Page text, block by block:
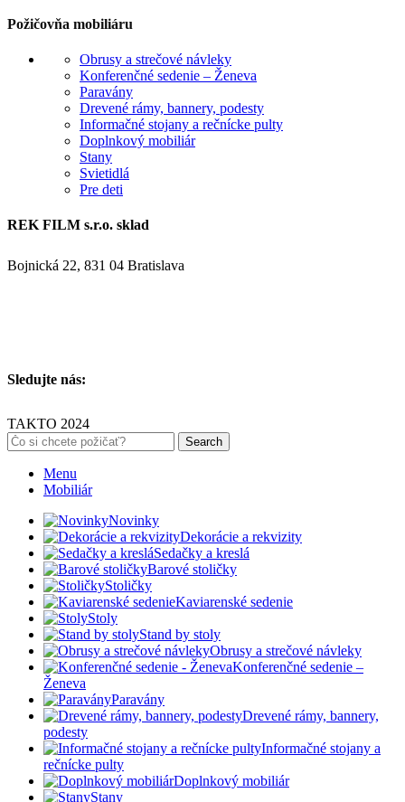
Požičovňa mobiliáru
Obrusy a strečové návleky
Konferenčné sedenie – Ženeva
Paravány
Drevené rámy, bannery, podesty
Informačné stojany a rečnícke pulty
Doplnkový mobiliár
Stany
Svietidlá
Pre deti
REK FILM s.r.o. sklad
Bojnická 22, 831 04 Bratislava
Sledujte nás:
TAKTO 2024
Search
Menu
Mobiliár
Novinky
Dekorácie a rekvizity
Sedačky a kreslá
Barové stoličky
Stoličky
Kaviarenské sedenie
Stoly
Stand by stoly
Obrusy a strečové návleky
Konferenčné sedenie –
Ženeva
Paravány
Drevené rámy, bannery,
podesty
Informačné stojany a
rečnícke pulty
Doplnkový mobiliár
Stany